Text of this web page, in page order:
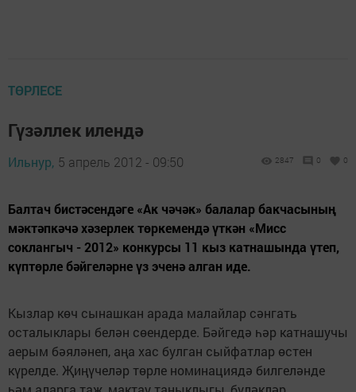
ТӨРЛЕСЕ
Гүзәллек илендә
Ильнур, 5 апрель 2012 - 09:50 2847 0 0
Балтач бистәсендәге «Ак чәчәк» балалар бакчасының
мәктәпкәчә хәзерлек төркемендә үткән «Мисс
соклангыч - 2012» конкурсы 11 кыз катнашында үтеп,
күптөрле бәйгеләрне үз эченә алган иде.
Кызлар көч сынашкан арада малайлар сәнгать
осталыклары белән сөендерде. Бәйгедә һәр катнашучы
аерым бәяләнеп, аңа хас булган сыйфатлар өстен
күрелде. Җиңүчеләр төрле номинациядә билгеләнде